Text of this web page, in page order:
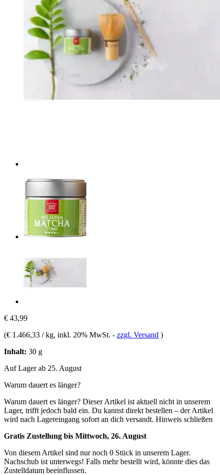
€ 43,99
(€ 1.466,33 / kg, inkl. 20% MwSt. - zzgl. Versand )
Inhalt: 30 g
Auf Lager ab 25. August
Warum dauert es länger?
Warum dauert es länger? Dieser Artikel ist aktuell nicht in unserem
Lager, trifft jedoch bald ein. Du kannst direkt bestellen – der Artikel
wird nach Lagereingang sofort an dich versandt. Hinweis schließen
Gratis Zustellung bis Mittwoch, 26. August
Von diesem Artikel sind nur noch 0 Stück in unserem Lager.
Nachschub ist unterwegs! Falls mehr bestellt wird, könnte dies das
Zustelldatum beeinflussen.